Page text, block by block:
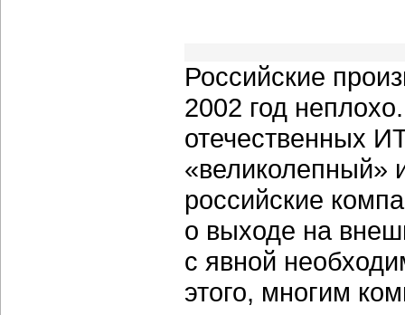
Российские
2002 год
отечественных
«великолепный»
российские
о выходе на
с явной
этого, многим